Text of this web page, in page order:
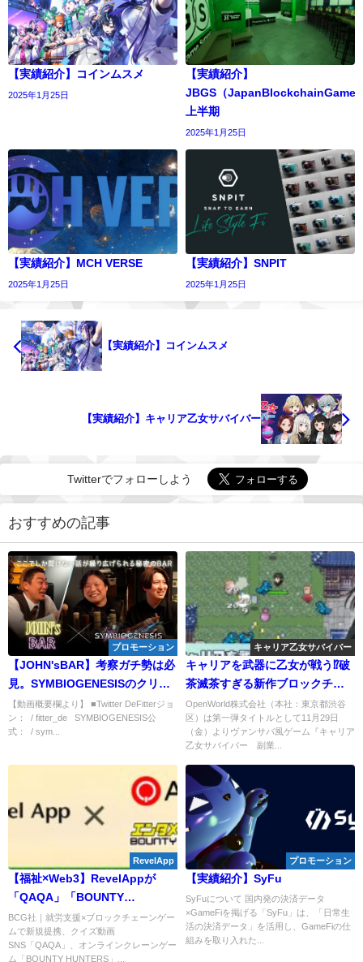
【実績紹介】コインムスメ
2025年1月25日
【実績紹介】
JBGS（
上半期
2025年1月25日
【実績紹介】MCH VERSE
2025年1月25日
【実績紹介】SNPIT
2025年1月25日
【実績紹介】コインムスメ
【実績紹介】キャリア乙女サバイバー
Twitterでフォローしよう
おすすめの記事
プロモーション
【JOHN'sBAR】考察ガチ勢は必
見。SYMBIOGENESISのクリエ
イティブディレクターが開発秘
話や考察ネタをポロり…。【後
編】
【動画概要欄より】 ■Twitter DeFitterジョ
ン： / fitter_de SYMBIOGENESIS公
式： / sym...
キャリア乙女サバイバー
キャリアを武器に乙女が戦う⁉破
茶滅茶すぎる新作ブロックチェ
ーンゲーム『キャリア乙女サバ
イバー 副業は魔界時間⁉』リリー
ス決定。ゲーム概要の紹介
OpenWorld株式会社（本社：東京都渋谷
区）は第一弾タイトルとして11月29日
（金）よりヴァンサバ風ゲーム『キャリア
乙女サバイバー 副業...
RevelApp
【福祉×Web3】RevelAppが
「QAQA」「BOUNTY
HUNTERS」との業務提携を発
表！
BCG社｜就労支援×ブロックチェーンゲー
ムで新規提携、クイズ動画
SNS「QAQA」、オンラインクレーンゲー
ム「BOUNTY HUNTERS」...
プロモーション
【実績紹介】SyFu
SyFuについて 国内発の決済データ
×GameFiを掲げる「SyFu」は、「日常生
活の決済データ」を活用し、GameFiの仕
組みを取り入れた...